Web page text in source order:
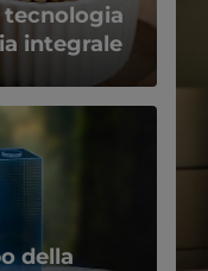
tecnologia
integrale
della